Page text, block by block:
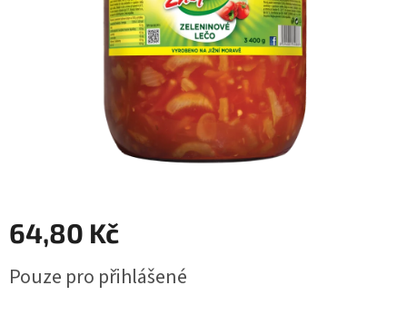
64,80 Kč
cena:
Pouze pro přihlášené